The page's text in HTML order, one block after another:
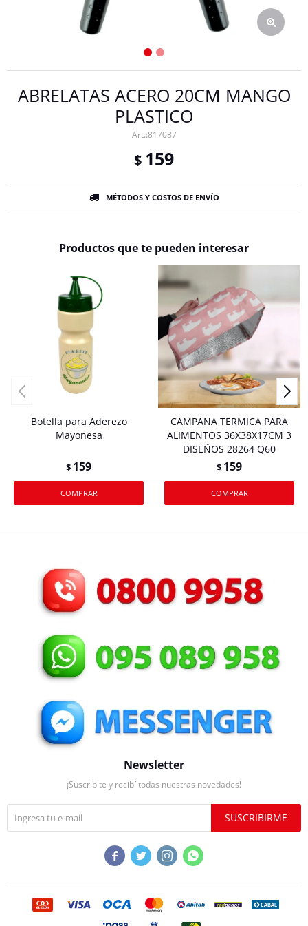
ABRELATAS ACERO 20CM MANGO
PLASTICO
817087
$ 159
MÉTODOS Y COSTOS DE ENVÍO
Productos que te pueden interesar
Botella para Aderezo
Mayonesa
$ 159
CAMPANA TERMICA PARA
ALIMENTOS 36X38X17CM 3
DISEÑOS 28264 Q60
$ 159
Newsletter
¡Suscribite y recibí todas nuestras novedades!
SUSCRIBIRME
   